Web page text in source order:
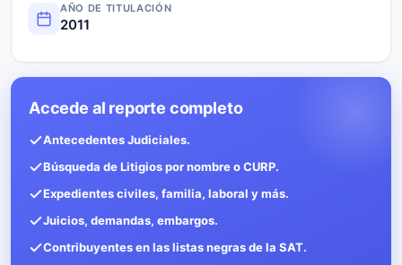
AÑO DE TITULACIÓN
2011
Accede al reporte completo
Antecedentes Judiciales.
Búsqueda de Litigios por nombre o CURP.
Expedientes civiles, familia, laboral y más.
Juicios, demandas, embargos.
Contribuyentes en las listas negras de la SAT.